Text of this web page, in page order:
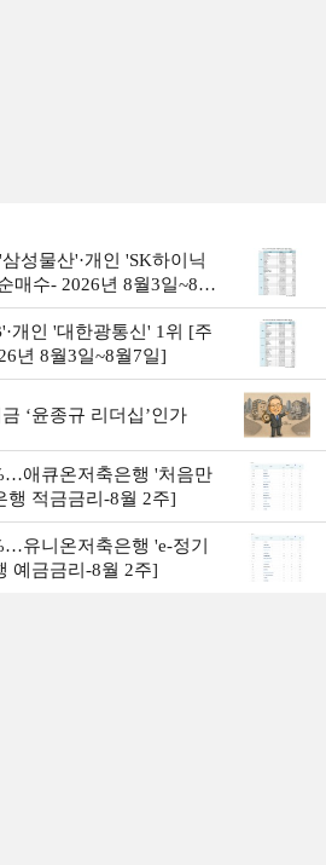
성물산'·개인 'SK하이닉
매수- 2026년 8월3일~8월
개인 '대한광통신' 1위 [주
년 8월3일~8월7일]
‘윤종규 리더십’인가
애큐온저축은행 '처음만
행 적금금리-8월 2주]
유니온저축은행 'e-정기
예금금리-8월 2주]